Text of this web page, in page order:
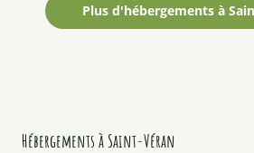
Plus d'hébergements à
Hébergements à Saint-Véran